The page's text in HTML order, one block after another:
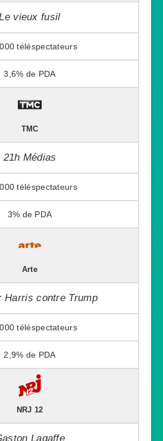
vieux fusil
3,6%
TMC
21h Médias
3%
Arte
Harris contre Trump
2,9%
NRJ 12
Lagaffe